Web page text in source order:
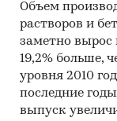
Объем
растворов и
заметно вырос
19,2% больше,
уровня 2010
последние
выпуск